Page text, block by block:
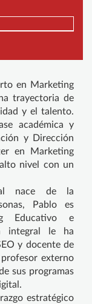
en Marketing
trayectoria de
y el talento.
académica y
y Dirección
en Marketing
nivel con un
nace de la
Pablo es
Educativo e
integral le ha
y docente de
externo
sus programas
estratégico